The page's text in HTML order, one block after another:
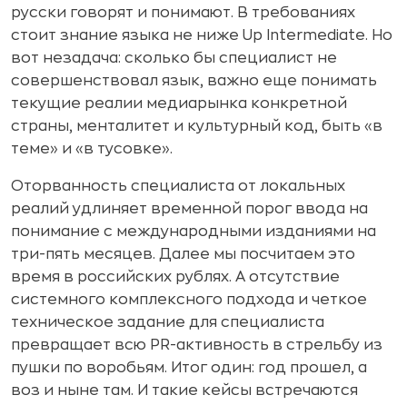
русски говорят и понимают. В требованиях
стоит знание языка не ниже Up Intermediate. Но
вот незадача: сколько бы специалист не
совершенствовал язык, важно еще понимать
текущие реалии медиарынка конкретной
страны, менталитет и культурный код, быть «в
теме» и «в тусовке».
Оторванность специалиста от локальных
реалий удлиняет временной порог ввода на
понимание с международными изданиями на
три-пять месяцев. Далее мы посчитаем это
время в российских рублях. А отсутствие
системного комплексного подхода и четкое
техническое задание для специалиста
превращает всю PR-активность в стрельбу из
пушки по воробьям. Итог один: год прошел, а
воз и ныне там. И такие кейсы встречаются